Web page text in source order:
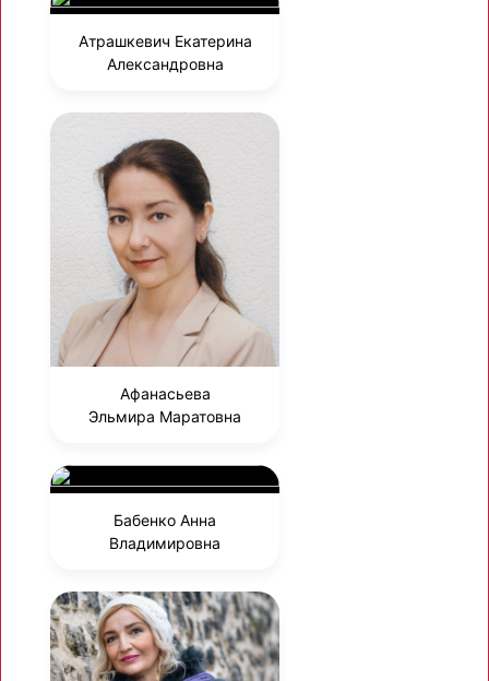
Атрашкевич Екатерина
Александровна
Афанасьева
Эльмира Маратовна
Бабенко Анна
Владимировна